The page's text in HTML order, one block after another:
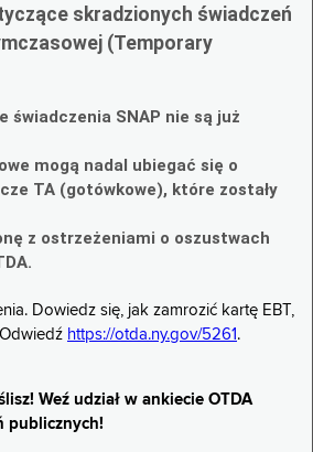
skradzionych świadczeń
(Temporary
świadczenia SNAP nie są już
mogą nadal ubiegać się o
TA (gotówkowe), które zostały
z ostrzeżeniami o oszustwach
Dowiedz się, jak zamrozić kartę EBT,
https://otda.ny.gov/5261 .
Weź udział w ankiecie OTDA
publicznych!